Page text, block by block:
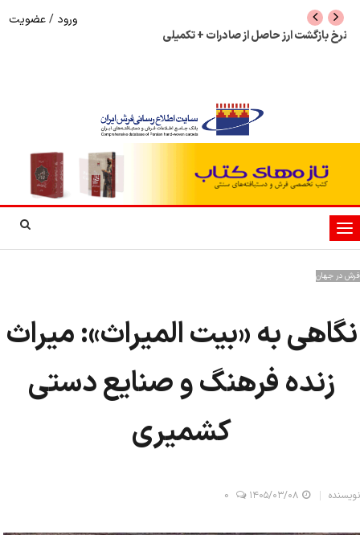
نرخ بازگشت ارز حاصل از صادرات + تکمیلی
ورود /عضویت
تغییر
وضعیت
فرش در جهان
نگاهی به «بیت ‌المیراث»: میراث
زنده فرهنگ و صنایع دستی
کشمیری
نویسنده ۱۴۰۵/۰۳/۰۸ 0